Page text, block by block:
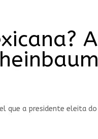
que a presidente eleita